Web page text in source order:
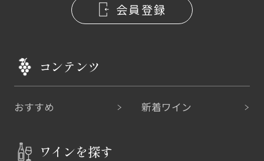
会員登録
コンテンツ
おすすめ 新着ワイン
ワインを探す